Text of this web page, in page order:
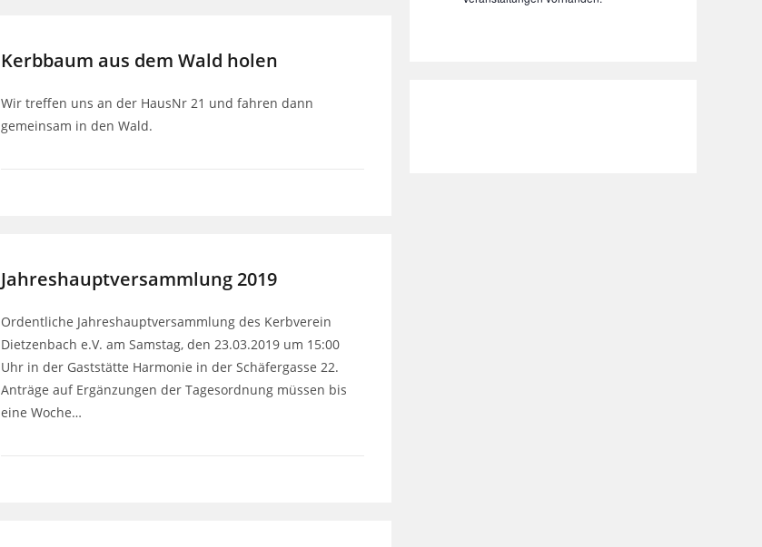
Kerbbaum aus dem Wald holen
Wir treffen uns an der HausNr 21 und fahren dann
gemeinsam in den Wald.
Jahreshauptversammlung 2019
Ordentliche Jahreshauptversammlung des Kerbverein
Dietzenbach e.V. am Samstag, den 23.03.2019 um 15:00
Uhr in der Gaststätte Harmonie in der Schäfergasse 22.
Anträge auf Ergänzungen der Tagesordnung müssen bis
eine Woche…